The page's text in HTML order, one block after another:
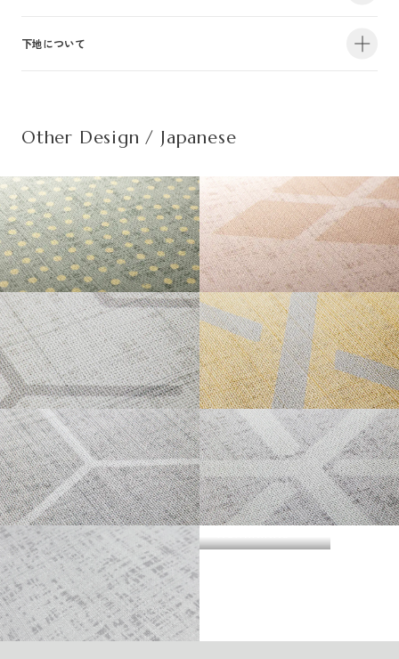
・防カビ性能
推奨糊は、「プリンテリアボンド」もしくは、「ウォールボンド100」です。
・サイズ
950mm×47m（有効巾900mm・m切売り）
・不燃認定番号
NM-5450
・準不燃認定番号
MFN-3734
| リピートレス商品について |
横のリピートサイズがW900mm以上の商品はリピートレスタイプです。
リピートレスタイプの商品をご注文の際は、必ずRepeat Imageをご確認いた
だき、番号をご指定ください。
リピートレスタイプのご注文数量は、本売り(W900mmxH2700mm/本)となり
ますのでご注意ください。
また、ご使用される壁面や天井へのリピートサイズの調整をご希望の場合
は、お問い合わせください。
建物内の内装仕上げに関しては、建築基準法により防火上の基準が定められ
ださい。詳細は下地についてをご参照ください。
| 2.使用環境について |
高温、多濯、水漏れの環墳や屋外での使用はお避けください。天井や間接照
明付近など、下地の段差が目立つ場所にご使用になる場合は、ご注意下さ
い。
| 3.柄合わせの必要な商品について |
柄合わせを必要とする商品は、要尺が無地系の商品よりも多くなりますので
ご注意ください。施工の際は見本帳の「リピート」表示を参考に柄合わせし
てください。
| 4.施工費について |
一般ビニル壁紙と比較して加工難易度が冨いため、施工費が割増しになる場
合があります。あらかじめ商品特性や現場の環境などをご確認の上、商品選
択をお願いします．
詳しい施工方法のご案内につきましては、PDFをご覧ください。
下地について
また種別は随時追加・変更がなされております。必ず最新の情報をご確認く
材質 普通紙＋ポリ塩化
防
火
性
能
施
工
方
法
直
張
り
不燃材料※① 不燃
不燃石膏ボード※② 不燃
準不燃材料※③ 準不燃
金属板※④ -
施
工
方
法
下
張
り
不燃材料※① -
不燃石膏ボード※② -
準不燃材料※③ -
それぞれ壁紙との組み合わせで使用できる代表的な下地基材は以下のものに
なります。
※①告示第1400号のモルタル、厚さが5mm以上の繊維混入ケイ酸カルシウム
板
※②告示第1400号の厚さが12mm以上の石膏ボード
※③告示第1401号の厚さが9mm以上の石膏ボード
Other Design / Japanese
SAMEKOMON TAKEDABISHI
BISHAMON KAGOME
KIKKO